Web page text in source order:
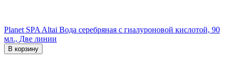
Planet SPA Altai Вода серебряная с гиалуроновой кислотой, 90
мл., Две линии
В корзину